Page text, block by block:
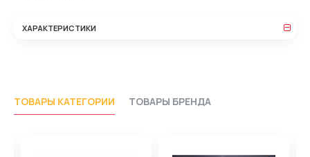
ХАРАКТЕРИСТИКИ
ТОВАРЫ КАТЕГОРИИ ТОВАРЫ БРЕНДА